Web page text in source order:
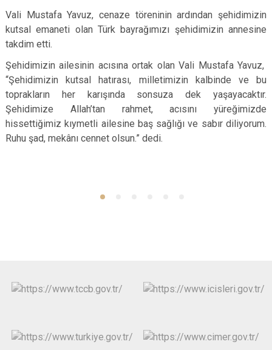
Vali Mustafa Yavuz, cenaze töreninin ardından şehidimizin
kutsal emaneti olan Türk bayrağımızı şehidimizin annesine
takdim etti.
Şehidimizin ailesinin acısına ortak olan Vali Mustafa Yavuz,
“Şehidimizin kutsal hatırası, milletimizin kalbinde ve bu
toprakların her karışında sonsuza dek yaşayacaktır.
Şehidimize Allah’tan rahmet, acısını yüreğimizde
hissettiğimiz kıymetli ailesine baş sağlığı ve sabır diliyorum.
Ruhu şad, mekânı cennet olsun.” dedi.